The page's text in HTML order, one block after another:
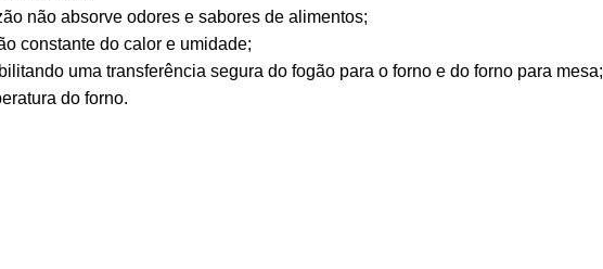
não absorve odores e sabores de alimentos;
constante do calor e umidade;
uma transferência segura do fogão para o forno e do forno para mesa;
do forno.